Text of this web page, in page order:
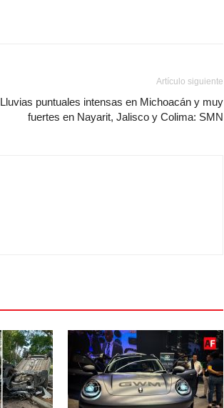
Artículo siguiente
Lluvias puntuales intensas en Michoacán y muy
fuertes en Nayarit, Jalisco y Colima: SMN